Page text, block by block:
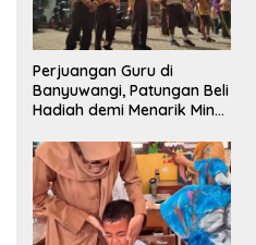
Perjuangan Guru di
Banyuwangi, Patungan Beli
Hadiah demi Menarik Minat